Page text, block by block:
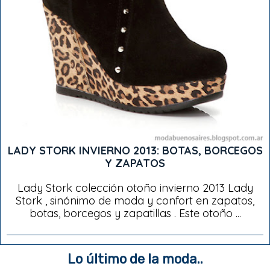
LADY STORK INVIERNO 2013: BOTAS, BORCEGOS
Y ZAPATOS
Lady Stork colección otoño invierno 2013 Lady
Stork , sinónimo de moda y confort en zapatos,
botas, borcegos y zapatillas . Este otoño ...
Lo último de la moda..